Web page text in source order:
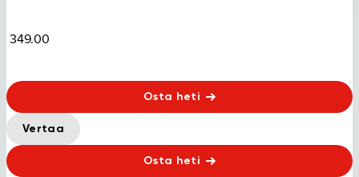
349.00
Osta heti
Vertaa
Osta heti